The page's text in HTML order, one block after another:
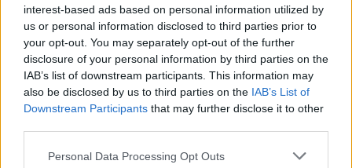
interest-based ads based on personal information utilized by
us or personal information disclosed to third parties prior to
your opt-out. You may separately opt-out of the further
disclosure of your personal information by third parties on the
IAB’s list of downstream participants. This information may
also be disclosed by us to third parties on the IAB’s List of
Downstream Participants that may further disclose it to other
Please note that this website/app uses one or more Google
Personal Data Processing Opt Outs